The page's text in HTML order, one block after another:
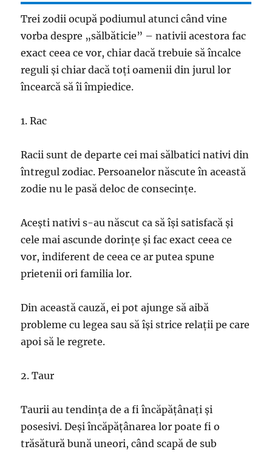
Trei zodii ocupă podiumul atunci când vine
vorba despre „sălbăticie” – nativii acestora fac
exact ceea ce vor, chiar dacă trebuie să încalce
reguli și chiar dacă toți oamenii din jurul lor
încearcă să îi împiedice.
1. Rac
Racii sunt de departe cei mai sălbatici nativi din
întregul zodiac. Persoanelor născute în această
zodie nu le pasă deloc de consecințe.
Acești nativi s-au născut ca să își satisfacă și
cele mai ascunde dorințe și fac exact ceea ce
vor, indiferent de ceea ce ar putea spune
prietenii ori familia lor.
Din această cauză, ei pot ajunge să aibă
probleme cu legea sau să își strice relații pe care
apoi să le regrete.
2. Taur
Taurii au tendința de a fi încăpățânați și
posesivi. Deși încăpățânarea lor poate fi o
trăsătură bună uneori, când scapă de sub